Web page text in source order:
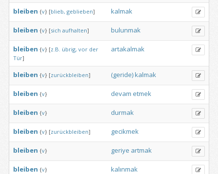
bleiben {v} [blieb, geblieben] kalmak
bleiben {v} [sich aufhalten] bulunmak
bleiben {v} [z.B. übrig, vor der
Tür]
artakalmak
bleiben {v} [zurückbleiben] (geride)kalmak
bleiben {v} devam etmek
bleiben {v} durmak
bleiben {v} [zurückbleiben] gecikmek
bleiben {v} geriye artmak
bleiben {v} kalınmak